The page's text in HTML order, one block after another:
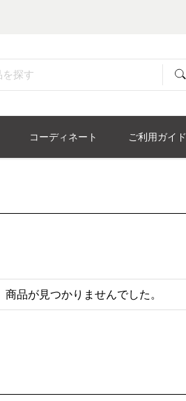
コーディネート ご利用ガイド
商品が見つかりませんでした。